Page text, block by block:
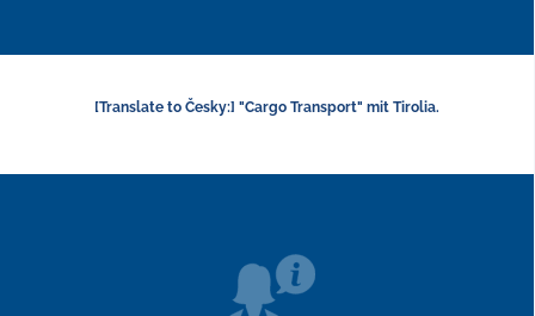
[Translate to Česky:] "Cargo Transport" mit Tirolia.